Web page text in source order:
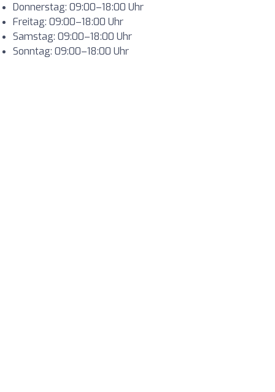
Donnerstag: 09:00–18:00 Uhr
Freitag: 09:00–18:00 Uhr
Samstag: 09:00–18:00 Uhr
Sonntag: 09:00–18:00 Uhr